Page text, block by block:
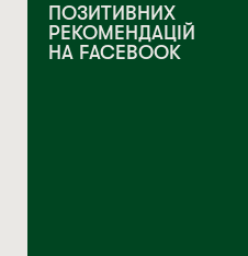
ПОЗИТИВНИХ
РЕКОМЕНДАЦІЙ
НА FACEBOOK